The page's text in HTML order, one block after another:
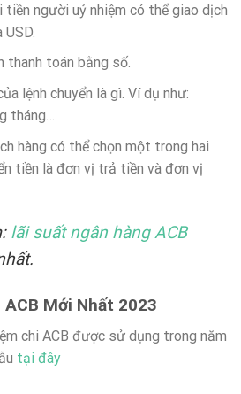
tiền người uỷ nhiệm có thể giao dịch
thanh toán bằng số.
lệnh chuyển là gì. Ví dụ như:
tháng…
hàng có thể chọn một trong hai
tiền là đơn vị trả tiền và đơn vị
lãi suất ngân hàng ACB
Mới Nhất 2023
chi ACB được sử dụng trong năm
tại đây